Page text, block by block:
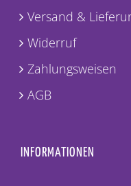
Versand &
Widerruf
Zahlungsweisen
AGB
INFORMATIONEN